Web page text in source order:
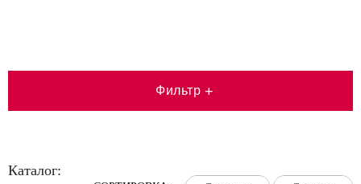
Фильтр +
Каталог: